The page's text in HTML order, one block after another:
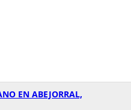
EN ABEJORRAL,